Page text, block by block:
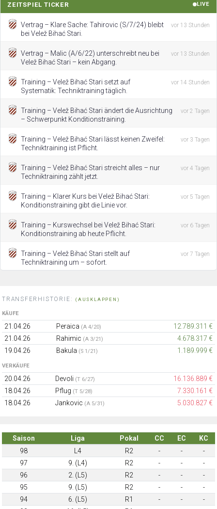
ZEITSPIEL TICKER LIVE
Vertrag – Klare Sache: Tahirovic (S/7/24) bleibt
bei Velež Bihać Stari.
vor 13 Stunden
Vertrag – Malic (A/6/22) unterschreibt neu bei
Velež Bihać Stari – kein Abgang.
vor 13 Stunden
Training – Velež Bihać Stari setzt auf
Systematik: Techniktraining täglich.
vor 14 Stunden
Training – Velež Bihać Stari ändert die Ausrichtung
– Schwerpunkt Konditionstraining.
vor 2 Tagen
Training – Velež Bihać Stari lässt keinen Zweifel:
Techniktraining ist Pflicht.
vor 3 Tagen
Training – Velež Bihać Stari streicht alles – nur
Techniktraining zählt jetzt.
vor 4 Tagen
Training – Klarer Kurs bei Velež Bihać Stari:
Konditionstraining gibt die Linie vor.
vor 5 Tagen
Training – Kurswechsel bei Velež Bihać Stari:
Konditionstraining ab heute Pflicht.
vor 6 Tagen
Training – Velež Bihać Stari stellt auf
Techniktraining um – sofort.
vor 7 Tagen
TRANSFERHISTORIE: (AUSKLAPPEN)
KÄUFE
21.04.26 Peraica (A 4/20)
12.789.311 €
21.04.26
Rahimic (A 3/21)
4.678.317 €
19.04.26
Bakula (S 1/21) 1.189.999 €
VERKÄUFE
20.04.26 Devoli (T 6/27)
16.136.889 €
18.04.26
Pflug (T 5/28)
7.330.161 €
18.04.26
Jankovic (A 5/31) 5.030.827 €
Saison Liga Pokal CC EC
KC
98
L4 R2 - -
-
97
9. (L4) R2 - -
-
96
2. (L5) R2 - -
-
95
9. (L5) R2 - -
-
94
6. (L5) R1 - -
-